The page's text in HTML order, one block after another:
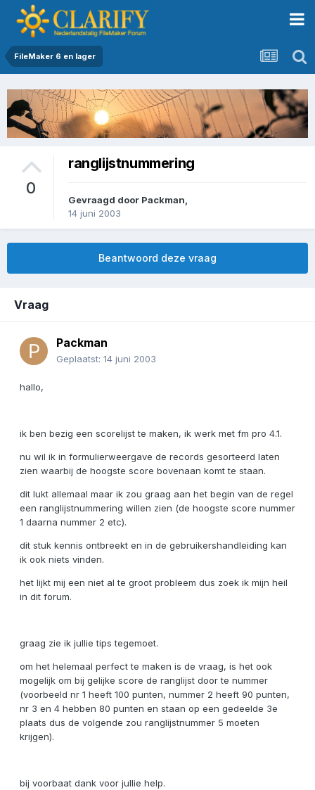
FileMaker 6 en lager
0
ranglijstnummering
Gevraagd door Packman
14 juni 2003
Beantwoord deze vraag
Vraag
Packman
Geplaatst: 14 juni 2003
hallo,
ik ben bezig een scorelijst te maken, ik werk met fm pro 4.1.
nu wil ik in formulierweergave de records gesorteerd laten
zien waarbij de hoogste score bovenaan komt te staan.
dit lukt allemaal maar ik zou graag aan het begin van de regel
een ranglijstnummering willen zien (de hoogste score nummer
1 daarna nummer 2 etc).
dit stuk kennis ontbreekt en in de gebruikershandleiding kan
ik ook niets vinden.
het lijkt mij een niet al te groot probleem dus zoek ik mijn heil
in dit forum.
graag zie ik jullie tips tegemoet.
om het helemaal perfect te maken is de vraag, is het ook
mogelijk om bij gelijke score de ranglijst door te nummer
(voorbeeld nr 1 heeft 100 punten, nummer 2 heeft 90 punten,
nr 3 en 4 hebben 80 punten en staan op een gedeelde 3e
plaats dus de volgende zou ranglijstnummer 5 moeten
krijgen).
bij voorbaat dank voor jullie help.